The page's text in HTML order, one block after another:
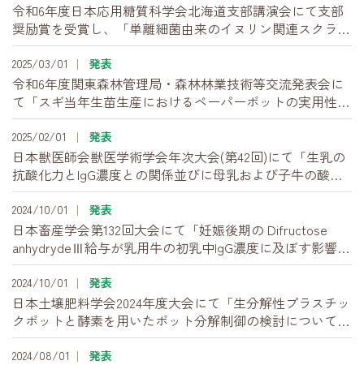
令和6年度日本応用糖質科学会北海道支部講演会にて支部
奨励賞を受賞し、「単離細菌由来のイヌリン関連スクラー
ゼ2種の機能と各種イヌリン合成に関する研究」について
受賞講演を行いました。
2025/03/01 発表
令和6年度関東森林管理局・森林林業技術等交流発表会に
て「スギ当年生苗生産におけるペーパーポットの実用性評
価と気象条件から苗木の初期成長を予測するモデルの開
発」を発表しました。
2025/02/01 発表
日本獣医師会獣医学術学会年次大会(第42回)にて「生乳の
抗酸化力とIgG濃度との関係並びに母乳および子牛の酸化
ストレス状態と生乳性状との関係について」を発表しまし
た。
2024/10/01 発表
日本畜産学会第132回大会にて「妊娠後期の Difructose
anhydrydeⅢ給与が乳用牛の初乳中IgG濃度に及ぼす影響」
を発表しました。
2024/10/01 発表
日本土壌肥料学会2024年度大会にて「生分解性プラスチッ
クポットと酵素を用いたポット分解制御の検討について」
など全2件の発表を行いました。
2024/08/01 発表